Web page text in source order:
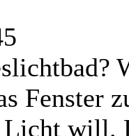
Fenster
Licht will.